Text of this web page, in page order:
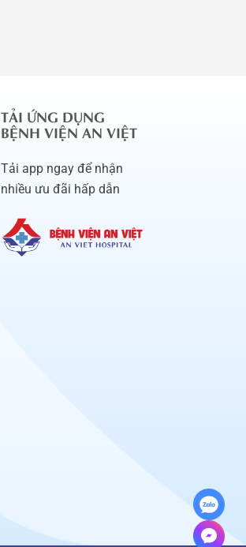
TẢI ỨNG DỤNG
BỆNH VIỆN AN VIỆT
Tải app ngay để nhận
nhiều ưu đãi hấp dẫn